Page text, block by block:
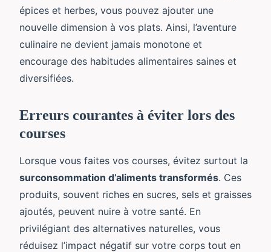
épices et herbes, vous pouvez ajouter une
nouvelle dimension à vos plats. Ainsi, l’aventure
culinaire ne devient jamais monotone et
encourage des habitudes alimentaires saines et
diversifiées.
Erreurs courantes à éviter lors des
courses
Lorsque vous faites vos courses, évitez surtout la
surconsommation d’aliments transformés. Ces
produits, souvent riches en sucres, sels et graisses
ajoutés, peuvent nuire à votre santé. En
privilégiant des alternatives naturelles, vous
réduisez l’impact négatif sur votre corps tout en